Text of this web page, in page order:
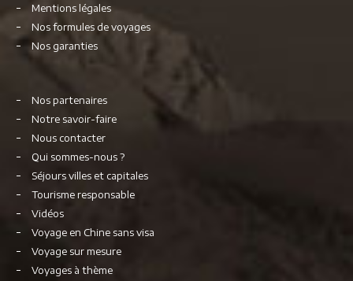
Mentions légales
Nos formules de voyages
Nos garanties
Nos partenaires
Notre savoir-faire
Nous contacter
Qui sommes-nous ?
Séjours villes et capitales
Tourisme responsable
Vidéos
Voyage en Chine sans visa
Voyage sur mesure
Voyages à thème